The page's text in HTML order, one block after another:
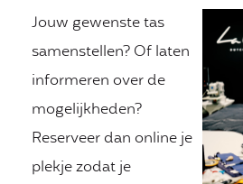
Jouw gewenste tas
samenstellen? Of laten
informeren over de
mogelijkheden?
Reserveer dan online je
plekje zodat je